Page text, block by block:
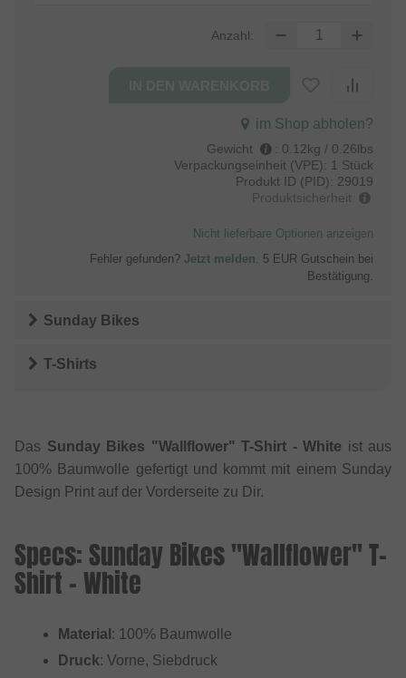
Anzahl:
im Shop abholen?
Gewicht : 0.12kg / 0.26lbs
Verpackungseinheit (VPE): 1 Stück
Produkt ID (PID): 29019
Produktsicherheit
Nicht lieferbare Optionen anzeigen
Fehler gefunden? Jetzt melden. 5 EUR Gutschein bei
Bestätigung.
Sunday Bikes
T-Shirts
Das Sunday Bikes "Wallflower" T-Shirt - White ist aus
100% Baumwolle gefertigt und kommt mit einem Sunday
Design Print auf der Vorderseite zu Dir.
Specs: Sunday Bikes "Wallflower" T-
Shirt - White
Material : 100% Baumwolle
Druck: Vorne, Siebdruck